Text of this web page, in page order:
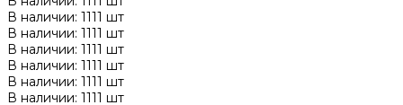
В наличии: 1111 шт
В наличии: 1111 шт
В наличии: 1111 шт
В наличии: 1111 шт
В наличии: 1111 шт
В наличии: 1111 шт